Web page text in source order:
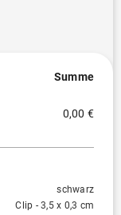
Summe
0,00 €
schwarz
Clip - 3,5 x 0,3 cm